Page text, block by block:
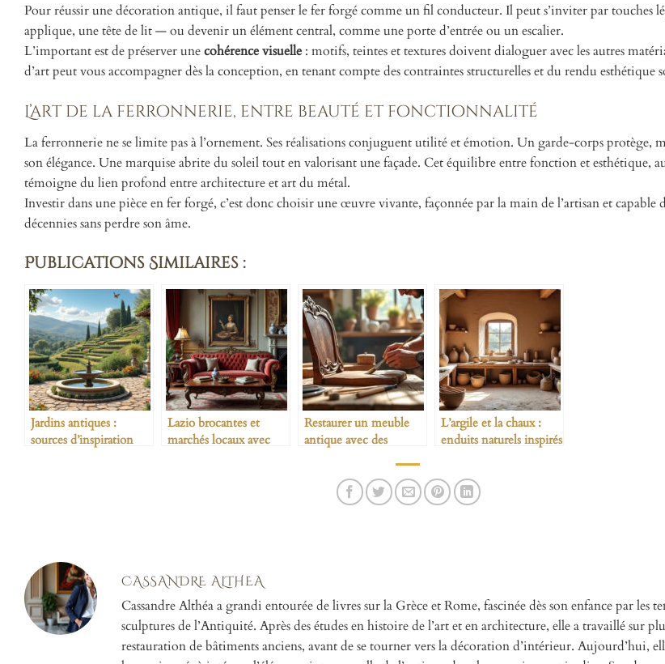
Pour réussir une décoration antique, il faut penser le fer forgé comme un fil conducteur. Il peut s’inviter par touches
applique, une tête de lit — ou devenir un élément central, comme une porte d’entrée ou un escalier.
L’important est de préserver unecohérence visuelle : motifs, teintes et textures doivent dialoguer avec les autres
d’art peut vous accompagner dès la conception, en tenant compte des contraintes structurelles et du rendu esthétique
L’art de la ferronnerie, entre beauté et fonctionnalité
La ferronnerie ne se limite pas à l’ornement. Ses réalisations conjuguent utilité et émotion. Un garde-corps protège,
son élégance. Une marquise abrite du soleil tout en valorisant une façade. Cet équilibre entre fonction et esthétique,
témoigne du lien profond entre architecture et art du métal.
Investir dans une pièce en fer forgé, c’est donc choisir une œuvre vivante, façonnée par la main de l’artisan et capable
décennies sans perdre son âme.
Publications Similaires :
Jardins antiques :
sources d’inspiration
Lazio brocantes et
marchés locaux avec
Restaurer un meuble
antique avec des
L’argile et la chaux :
enduits naturels inspirés
CASSANDRE ALTHEA
Cassandre Althéa a grandi entourée de livres sur la Grèce et Rome, fascinée dès son enfance par les
sculptures de l’Antiquité. Après des études en histoire de l’art et en architecture, elle a travaillé sur
restauration de bâtiments anciens, avant de se tourner vers la décoration d’intérieur. Aujourd’hui,